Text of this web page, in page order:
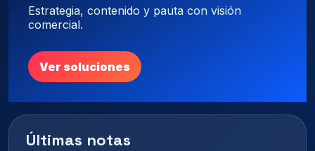
Estrategia, contenido y pauta con visión
comercial.
Ver soluciones
Últimas notas